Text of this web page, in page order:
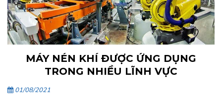
MÁY NÉN KHÍ ĐƯỢC ỨNG DỤNG
TRONG NHIỀU LĨNH VỰC
01/08/2021